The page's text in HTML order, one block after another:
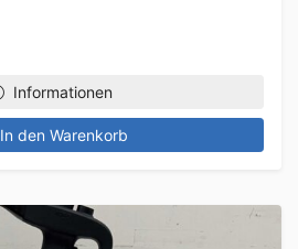
Informationen
In den Warenkorb